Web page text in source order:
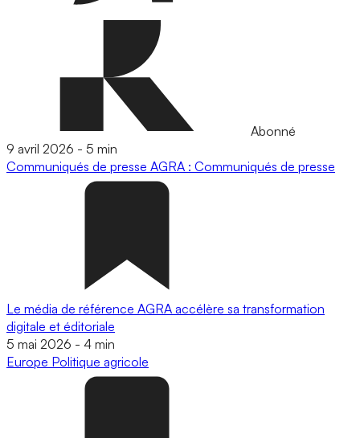
Abonné
9 avril 2026 - 5 min
Communiqués de presse AGRA : Communiqués de presse
Le média de référence AGRA accélère sa transformation
digitale et éditoriale
5 mai 2026 - 4 min
Europe Politique agricole